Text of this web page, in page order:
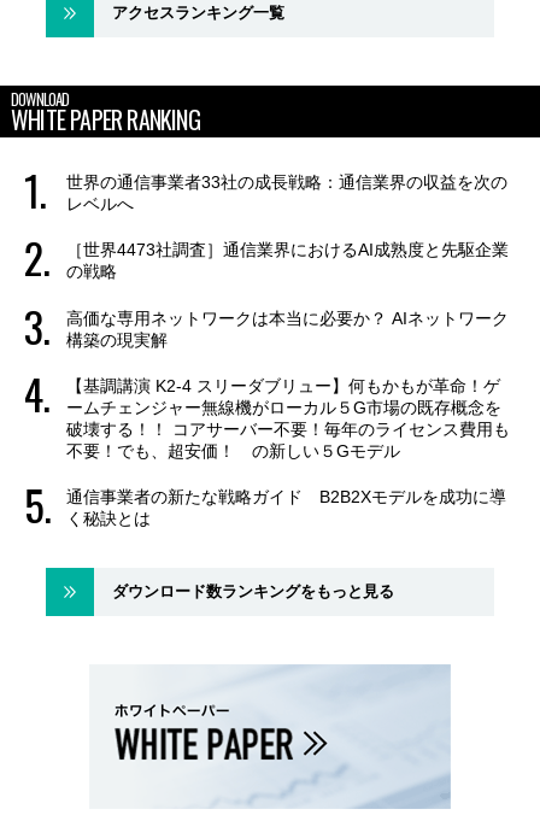
アクセスランキング一覧
DOWNLOAD
WHITE PAPER RANKING
世界の通信事業者33社の成長戦略：通信業界の収益を次の
レベルへ
［世界4473社調査］通信業界におけるAI成熟度と先駆企業
の戦略
高価な専用ネットワークは本当に必要か？ AIネットワーク
構築の現実解
【基調講演 K2-4 スリーダブリュー】何もかもが革命！ゲ
ームチェンジャー無線機がローカル５G市場の既存概念を
破壊する！！ コアサーバー不要！毎年のライセンス費用も
不要！でも、超安価！ の新しい５Gモデル
通信事業者の新たな戦略ガイド B2B2Xモデルを成功に導
く秘訣とは
ダウンロード数ランキングをもっと見る